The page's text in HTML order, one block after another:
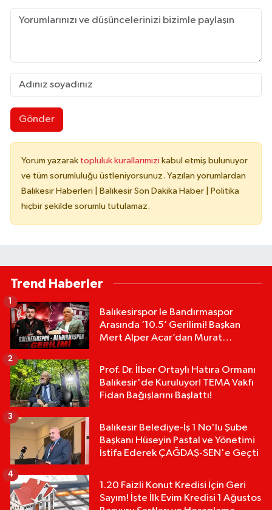
Gönder
Yorum yazarak topluluk kurallarımızı kabul etmiş bulunuyor
ve tüm sorumluluğu üstleniyorsunuz. Yazılan yorumlardan
Balıkesir Haberleri | Balıkesir Son Dakika Haber | Politika
hiçbir şekilde sorumlu tutulamaz.
Trend Haberler
Balıkesirspor le Bandırmaspor
Arasında ‘10.5’ Gerilimi! Başkan
Mert Alper Acar’dan Murat
1
Prof. Dr. İlber Ortaylı Hatıra Ormanı
Balıkesir'de Kuruluyor! TEMA Vakfı
Fidan Bağışlarını Başlattı!
2
Balıkesir Belediye-İş 1 No'lu Şube
Başkanı Hüseyin Pastal ve Yönetimi
İstifa Ederek ÇAĞDAŞ-SEN'e Geçti
3
1.20 Faizli Konut Kredisi İçin Geri
Sayım! İşte İlk Evim Kredisi 1 Ağustos
4